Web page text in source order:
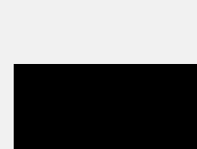
Tumblr. Ce